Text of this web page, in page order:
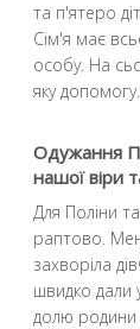
та п'ятеро
Сім'я має
особу. На
яку допомогу.
Одужання
нашої віри
Для Поліни та
раптово.
захворіла
швидко дали
долю родини